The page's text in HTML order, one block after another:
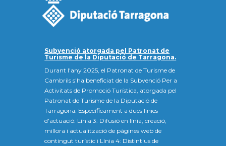
Subvenció atorgada pel Patronat de
Turisme de la Diputació de Tarragona.
Durant l'any 2025, el Patronat de Turisme de
Cambrils s'ha beneficiat de la Subvenció Per a
Activitats de Promoció Turística, atorgada pel
Patronat de Turisme de la Diputació de
Tarragona. Específicament a dues línies
d'actuació: Línia 3: Difusió en línia, creació,
millora i actualització de pàgines web de
contingut turístic i Línia 4: Distintius de